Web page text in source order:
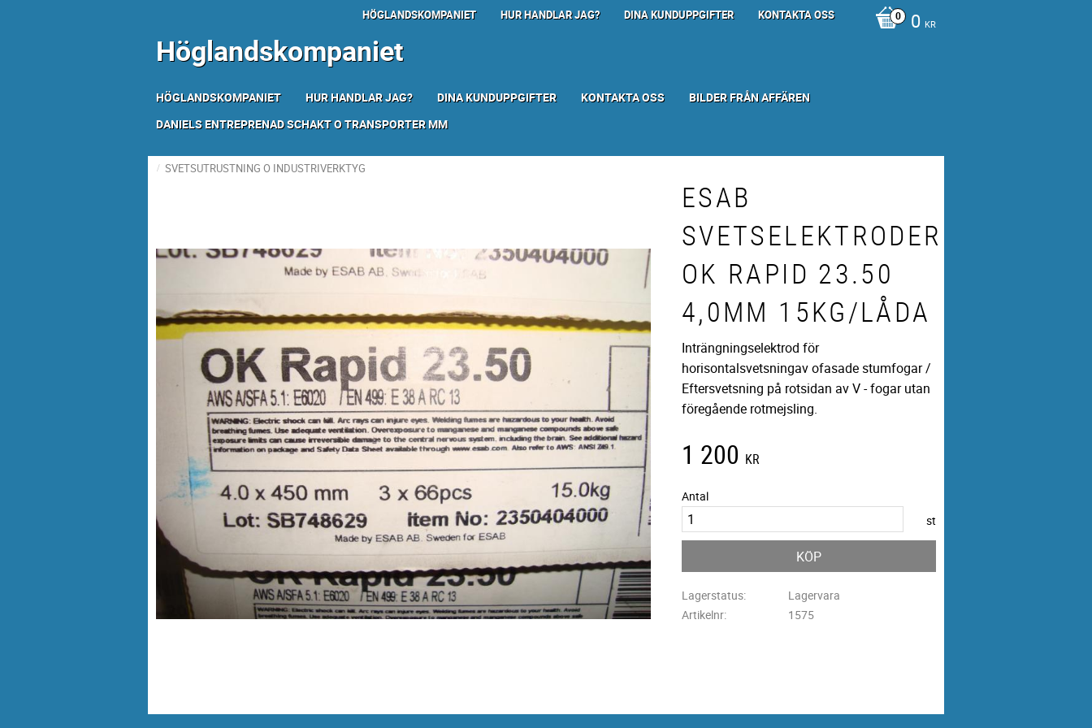
0 KR
HÖGLANDSKOMPANIET HUR HANDLAR JAG? DINA KUNDUPPGIFTER KONTAKTA OSS
Höglandskompaniet
HÖGLANDSKOMPANIET HUR HANDLAR JAG? DINA KUNDUPPGIFTER KONTAKTA OSS
BILDER FRÅN AFFÄREN
DANIELS ENTREPRENAD SCHAKT O TRANSPORTER MM
SVETSUTRUSTNING O INDUSTRIVERKTYG
ESAB
SVETSELEKTRODER
OK RAPID 23.50
4,0MM 15KG/LÅDA
Inträngningselektrod för
horisontalsvetsningav ofasade stumfogar /
Eftersvetsning på rotsidan av V - fogar utan
föregående rotmejsling.
1 200 KR
Antal
st
KÖP
Lagerstatus
Lagervara
Artikelnr
1575